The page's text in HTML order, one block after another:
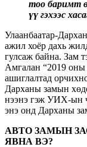
тоо баримт
үү гэхээс
Улаанбаатар-
ажил хоёр дахь
гулсаж байна. Зам
Амгалан “2019 оны
ашиглалтад
Дарханы замын
нээнэ гэж УИХ-ын
энэ онд Дарханы
АВТО ЗАМЫН
ЯВНА ВЭ?